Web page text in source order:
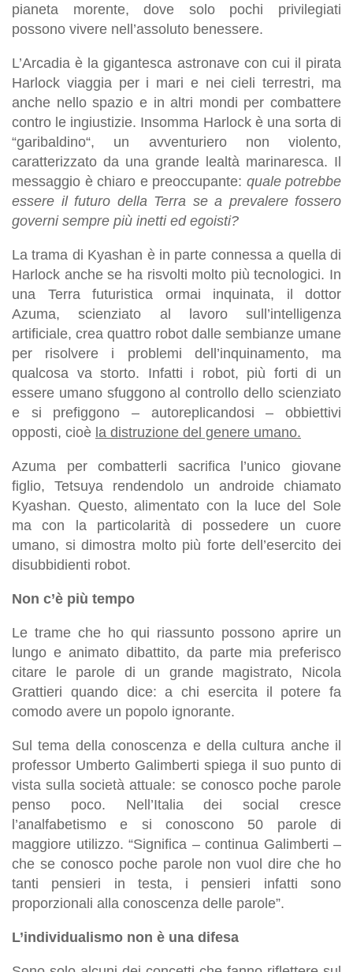
pianeta morente, dove solo pochi privilegiati
possono vivere nell’assoluto benessere.
L’Arcadia è la gigantesca astronave con cui il pirata
Harlock viaggia per i mari e nei cieli terrestri, ma
anche nello spazio e in altri mondi per combattere
contro le ingiustizie. Insomma Harlock è una sorta di
“garibaldino“, un avventuriero non violento,
caratterizzato da una grande lealtà marinaresca. Il
messaggio è chiaro e preoccupante: quale potrebbe
essere il futuro della Terra se a prevalere fossero
governi sempre più inetti ed egoisti?
La trama di Kyashan è in parte connessa a quella di
Harlock anche se ha risvolti molto più tecnologici. In
una Terra futuristica ormai inquinata, il dottor
Azuma, scienziato al lavoro sull’intelligenza
artificiale, crea quattro robot dalle sembianze umane
per risolvere i problemi dell’inquinamento, ma
qualcosa va storto. Infatti i robot, più forti di un
essere umano sfuggono al controllo dello scienziato
e si prefiggono – autoreplicandosi – obbiettivi
opposti, cioè la distruzione del genere umano.
Azuma per combatterli sacrifica l’unico giovane
figlio, Tetsuya rendendolo un androide chiamato
Kyashan. Questo, alimentato con la luce del Sole
ma con la particolarità di possedere un cuore
umano, si dimostra molto più forte dell’esercito dei
disubbidienti robot.
Non c’è più tempo
Le trame che ho qui riassunto possono aprire un
lungo e animato dibattito, da parte mia preferisco
citare le parole di un grande magistrato, Nicola
Grattieri quando dice: a chi esercita il potere fa
comodo avere un popolo ignorante.
Sul tema della conoscenza e della cultura anche il
professor Umberto Galimberti spiega il suo punto di
vista sulla società attuale: se conosco poche parole
penso poco. Nell’Italia dei social cresce
l’analfabetismo e si conoscono 50 parole di
maggiore utilizzo. “Significa – continua Galimberti –
che se conosco poche parole non vuol dire che ho
tanti pensieri in testa, i pensieri infatti sono
proporzionali alla conoscenza delle parole”.
L’individualismo non è una difesa